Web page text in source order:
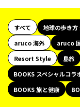
すべて 地球の歩き方
aruco 海外
aruco
Resort Style
島旅
BOOKS スペシャルコラ
BOOKS 旅と健康